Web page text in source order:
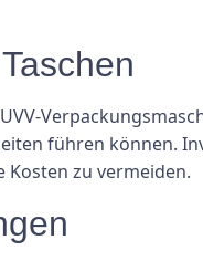
führen können.
zu vermeiden.